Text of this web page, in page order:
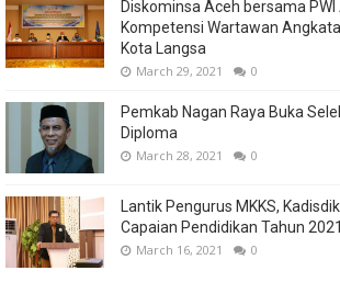
Diskominsa Aceh bersama
Kompetensi Wartawan
Kota Langsa
March 29, 2021 0
Pemkab Nagan Raya Buka
Diploma
March 28, 2021 0
Lantik Pengurus MKKS,
Capaian Pendidikan Tahun 2021
March 16, 2021 0